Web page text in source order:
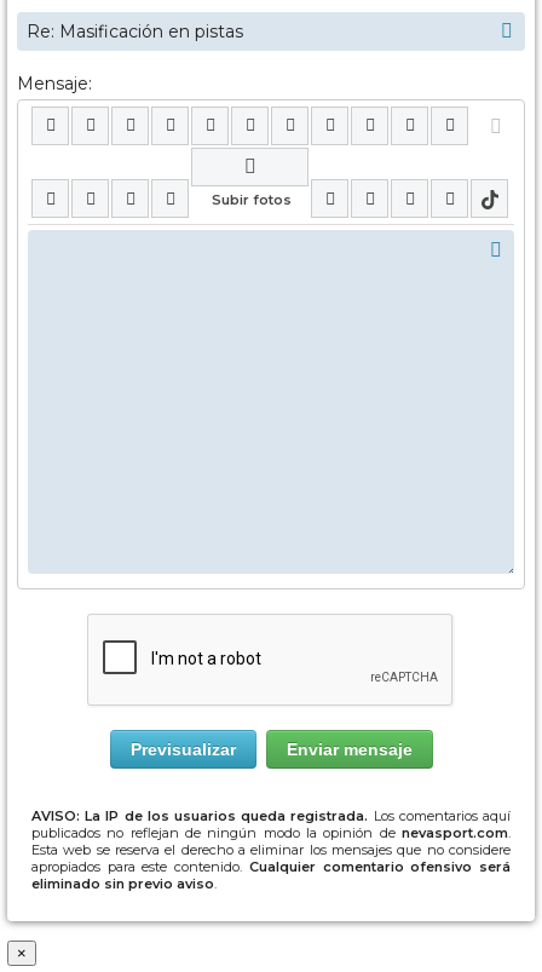
Mensaje:
AVISO: La IP de los usuarios queda registrada. Los comentarios aquí
publicados no reflejan de ningún modo la opinión de nevasport.com.
Esta web se reserva el derecho a eliminar los mensajes que no considere
apropiados para este contenido. Cualquier comentario ofensivo será
eliminado sin previo aviso.
×